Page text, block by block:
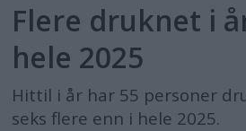
Flere druknet i
hele 2025
Hittil i år har 55 personer
seks flere enn i hele 2025.